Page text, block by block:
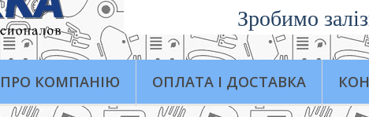
Зробимо
ПРО КОМПАНІЮ ОПЛАТА І ДОСТАВКА